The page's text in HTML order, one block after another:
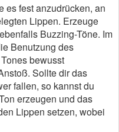
es fest anzudrücken, an
Lippen. Erzeuge
Buzzing-Töne. Im
Benutzung des
bewusst
Sollte dir das
fallen, so kannst du
erzeugen und das
Lippen setzen, wobei